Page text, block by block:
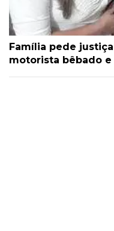
Família pede
motorista bêbado e